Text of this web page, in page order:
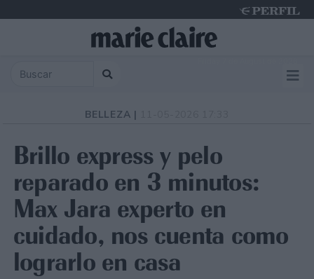
BELLEZA |
Brillo express y pelo
reparado en 3 minutos:
Max Jara experto en
cuidado, nos cuenta como
lograrlo en casa